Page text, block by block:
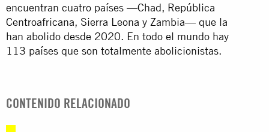
encuentran cuatro países —Chad, República
Centroafricana, Sierra Leona y Zambia— que la
han abolido desde 2020. En todo el mundo hay
113 países que son totalmente abolicionistas.
CONTENIDO RELACIONADO